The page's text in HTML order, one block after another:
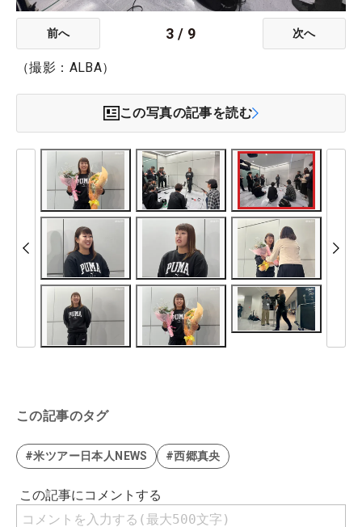
前へ 3 / 9 次へ
（撮影：ALBA）
この写真の記事を読む
この記事のタグ
#米ツアー日本人NEWS #西郷真央